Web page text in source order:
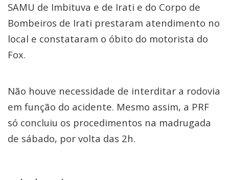
SAMU de Imbituva e de Irati e do Corpo de
Bombeiros de Irati prestaram atendimento no
local e constataram o óbito do motorista do
Fox.
Não houve necessidade de interditar a rodovia
em função do acidente. Mesmo assim, a PRF
só concluiu os procedimentos na madrugada
de sábado, por volta das 2h.